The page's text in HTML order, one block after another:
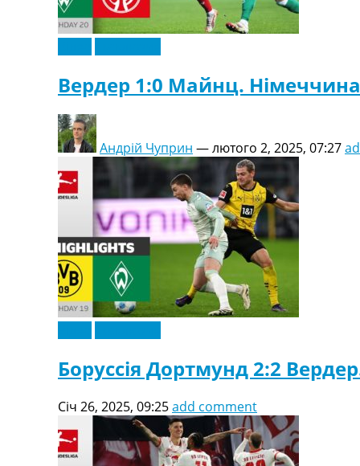
Вердер 1:0 Майнц.
Андрій Чуприн —лютого 2, 2025, 07:27
Боруссія Дортмунд 2:2
Січ 26, 2025, 09:25add comment